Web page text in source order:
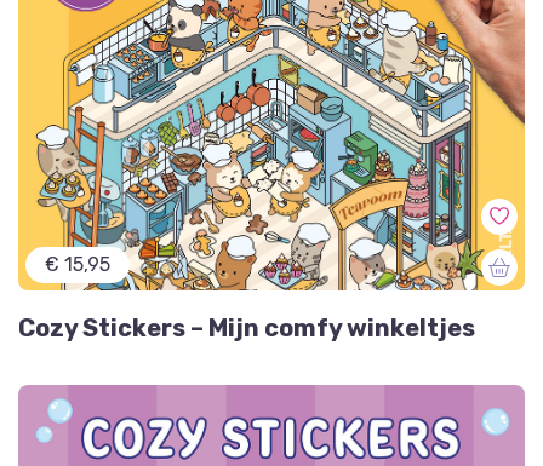
€ 15,95
Cozy Stickers – Mijn comfy winkeltjes